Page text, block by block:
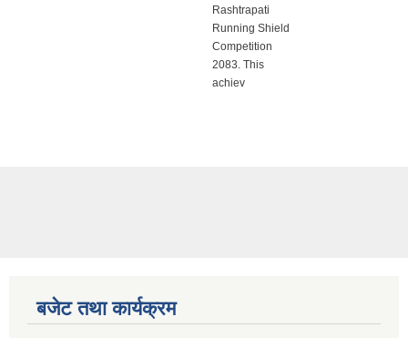
Rashtrapati
Running Shield
Competition
2083. This
achiev
बजेट तथा कार्यक्रम